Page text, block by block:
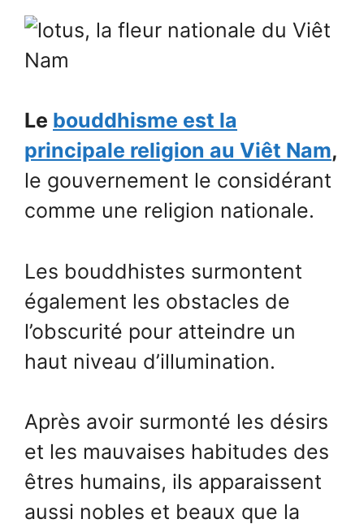
Le bouddhisme est la
principale religion au Viêt Nam,
le gouvernement le considérant
comme une religion nationale.
Les bouddhistes surmontent
également les obstacles de
l’obscurité pour atteindre un
haut niveau d’illumination.
Après avoir surmonté les désirs
et les mauvaises habitudes des
êtres humains, ils apparaissent
aussi nobles et beaux que la